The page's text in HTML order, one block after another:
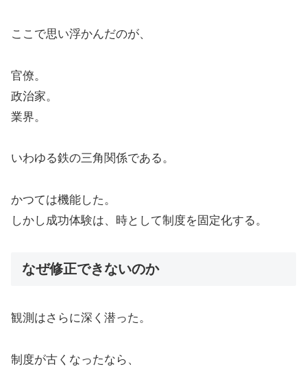
ここで思い浮かんだのが、
官僚。
政治家。
業界。
いわゆる鉄の三角関係である。
かつては機能した。
しかし成功体験は、時として制度を固定化する。
なぜ修正できないのか
観測はさらに深く潜った。
制度が古くなったなら、